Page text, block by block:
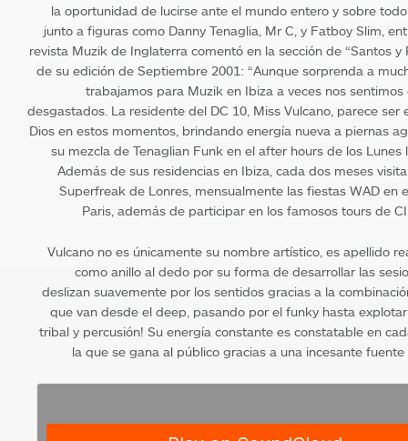
la oportunidad de lucirse ante el mundo entero y sobre
junto a figuras como Danny Tenaglia, Mr C, y Fatboy Slim,
revista Muzik de Inglaterra comentó en la sección de “Santos y
de su edición de Septiembre 2001: “Aunque sorprenda a
trabajamos para Muzik en Ibiza a veces nos sentimos
desgastados. La residente del DC 10, Miss Vulcano, parece ser
Dios en estos momentos, brindando energía nueva a piernas
su mezcla de Tenaglian Funk en el after hours de los Lunes
Además de sus residencias en Ibiza, cada dos meses
Superfreak de Lonres, mensualmente las fiestas WAD en
Paris, además de participar en los famosos tours de
Vulcano no es únicamente su nombre artístico, es apellido
como anillo al dedo por su forma de desarrollar las
deslizan suavemente por los sentidos gracias a la
que van desde el deep, pasando por el funky hasta
tribal y percusión! Su energía constante es constatable en
la que se gana al público gracias a una incesante